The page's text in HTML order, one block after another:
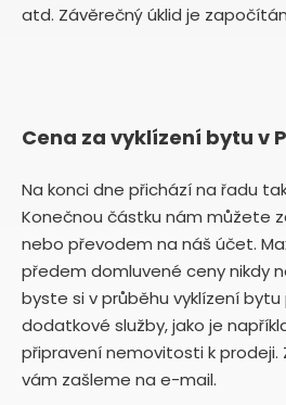
atd. Závěrečný úklid je
Cena za vyklízení bytu v
Na konci dne přichází na řadu
Konečnou částku nám můžete
nebo převodem na náš účet.
předem domluvené ceny nikdy
byste si v průběhu vyklízení
dodatkové služby, jako je
připravení nemovitosti k prodeji.
vám zašleme na e-mail.